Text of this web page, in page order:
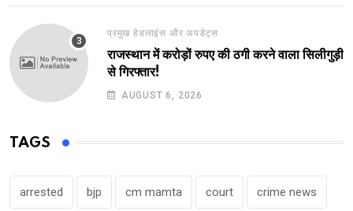
प्रमुख हेडलाइंस और अपडेट्स
राजस्थान में करोड़ों रुपए की ठगी करने वाला सिलीगुड़ी
से गिरफ्तार!
AUGUST 6, 2026
TAGS
arrested bjp cm mamta court crime news